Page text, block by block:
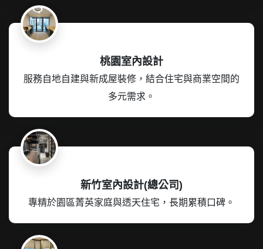
桃園室內設計
服務自地自建與新成屋裝修，結合住宅與商業空間的
多元需求。
新竹室內設計(總公司)
專精於園區菁英家庭與透天住宅，長期累積口碑。